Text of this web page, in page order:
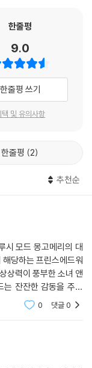
한줄평
9.0
한줄평 쓰기
택 및 유의사항
한줄평 2
추천순
시 모드 몽고메리의 대
당하는 프린스에드워
상력이 풍부한 소녀 앤
는 잔잔한 감동을 주는
0 댓글0